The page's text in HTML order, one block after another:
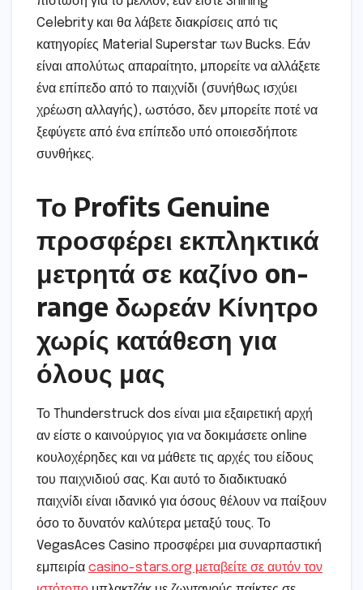
Celebrity και θα λάβετε διακρίσεις από τις
κατηγορίες Material Superstar των Bucks. Εάν
είναι απολύτως απαραίτητο, μπορείτε να αλλάξετε
ένα επίπεδο από το παιχνίδι (συνήθως ισχύει
χρέωση αλλαγής), ωστόσο, δεν μπορείτε ποτέ να
ξεφύγετε από ένα επίπεδο υπό οποιεσδήποτε
συνθήκες.
Το Profits Genuine
προσφέρει εκπληκτικά
μετρητά σε καζίνο on-
range δωρεάν Κίνητρο
χωρίς κατάθεση για
όλους μας
Το Thunderstruck dos είναι μια εξαιρετική αρχή
αν είστε ο καινούργιος για να δοκιμάσετε online
κουλοχέρηδες και να μάθετε τις αρχές του είδους
του παιχνιδιού σας. Και αυτό το διαδικτυακό
παιχνίδι είναι ιδανικό για όσους θέλουν να παίξουν
όσο το δυνατόν καλύτερα μεταξύ τους. Το
VegasAces Casino προσφέρει μια συναρπαστική
εμπειρία casino-stars.org μεταβείτε σε αυτόν τον